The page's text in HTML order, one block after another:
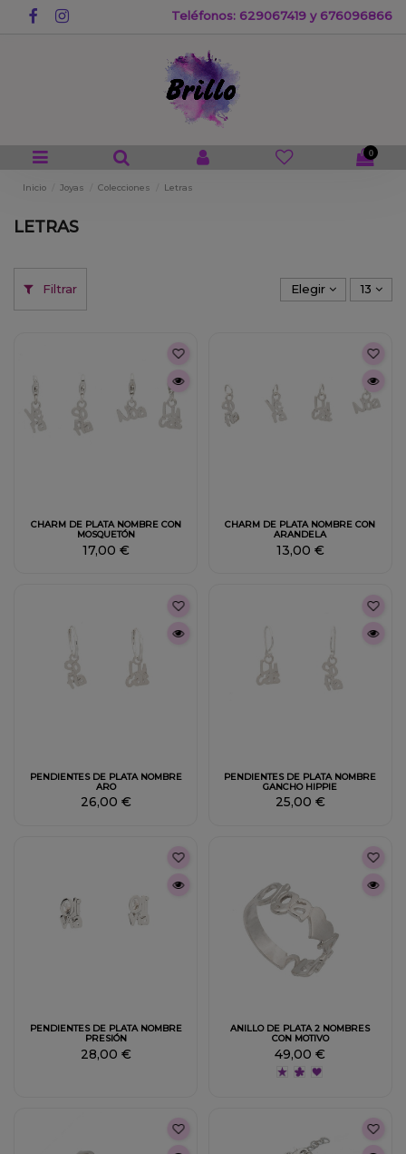
Teléfonos: 629067419 y 676096866
0
Inicio Joyas Colecciones Letras
LETRAS
Filtrar Elegir 13
CHARM DE PLATA NOMBRE CON
MOSQUETÓN
17,00 €
CHARM DE PLATA NOMBRE CON
ARANDELA
13,00 €
PENDIENTES DE PLATA NOMBRE
ARO
26,00 €
PENDIENTES DE PLATA NOMBRE
GANCHO HIPPIE
25,00 €
PENDIENTES DE PLATA NOMBRE
PRESIÓN
28,00 €
ANILLO DE PLATA 2 NOMBRES
CON MOTIVO
49,00 €